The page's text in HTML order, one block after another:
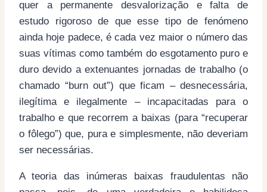
quer a permanente desvalorização e falta de
estudo rigoroso de que esse tipo de fenómeno
ainda hoje padece, é cada vez maior o número das
suas vítimas como também do esgotamento puro e
duro devido a extenuantes jornadas de trabalho (o
chamado “burn out”) que ficam – desnecessária,
ilegítima e ilegalmente – incapacitadas para o
trabalho e que recorrem a baixas (para “recuperar
o fôlego”) que, pura e simplesmente, não deveriam
ser necessárias.
A teoria das inúmeras baixas fraudulentas não